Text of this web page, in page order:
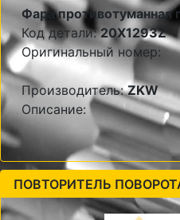
Фара противотуманная
Код детали:20X1293Z
Оригинальный номер:
Производитель:ZKW
Описание:
ПОВТОРИТЕЛЬ